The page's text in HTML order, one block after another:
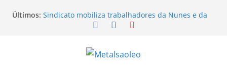
Últimos: Sindicato mobiliza trabalhadores da Nunes e da
planeja o futuro da região
Semana do STIMMMESL foi marcada por fortes